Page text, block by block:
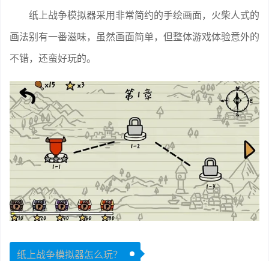
纸上战争模拟器采用非常简约的手绘画面，火柴人式的
画法别有一番滋味，虽然画面简单，但整体游戏体验意外的
不错，还蛮好玩的。
纸上战争模拟器怎么玩？